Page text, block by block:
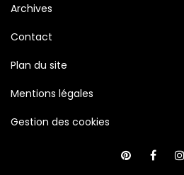
Archives
Contact
Plan du site
Mentions légales
Gestion des cookies